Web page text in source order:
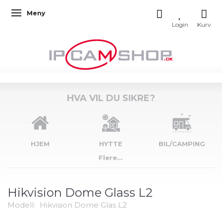
Veksle navigasjon
Meny
HVA VIL DU SIKRE?
HJEM HYTTE
BIL/CAMPING
Flere...
Hikvision Dome Glass L2
Modell: Hikvision Dome Glas L2